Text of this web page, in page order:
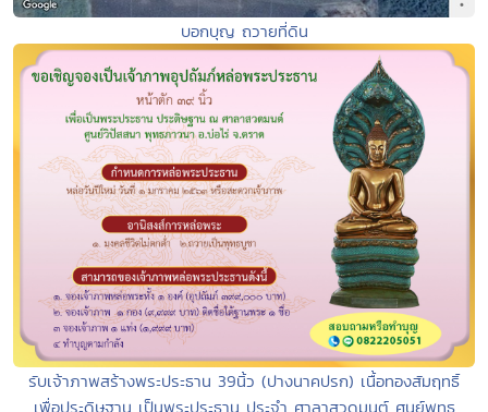
บอกบุญ ถวายที่ดิน
รับเจ้าภาพสร้างพระประธาน 39นิ้ว (ปางนาคปรก) เนื้อทองสัมฤทธิ์
เพื่อประดิษฐาน เป็นพระประธาน ประจำ ศาลาสวดมนต์ ศูนย์พุทธ